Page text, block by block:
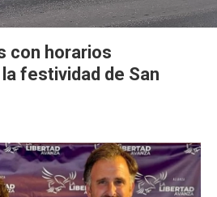
con horarios
festividad de San